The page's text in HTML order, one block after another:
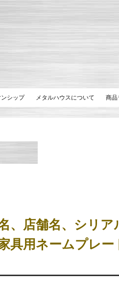
シップ メタルハウスについて 商品
、店舗名、シリア
具用ネームプレー